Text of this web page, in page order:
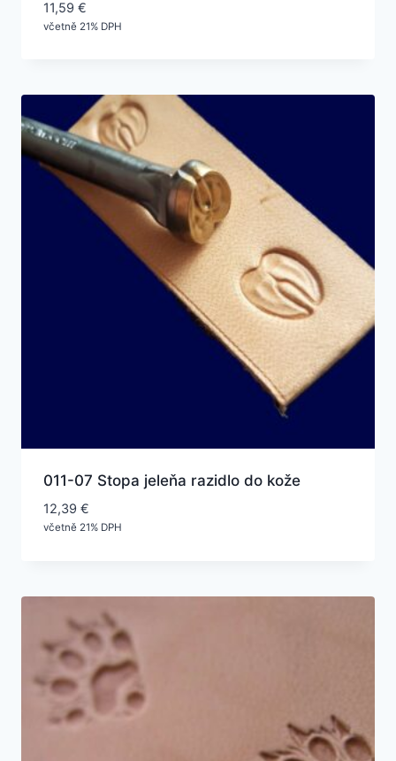
11,59 €
včetně 21% DPH
011-07 Stopa jeleňa razidlo do kože
12,39 €
včetně 21% DPH